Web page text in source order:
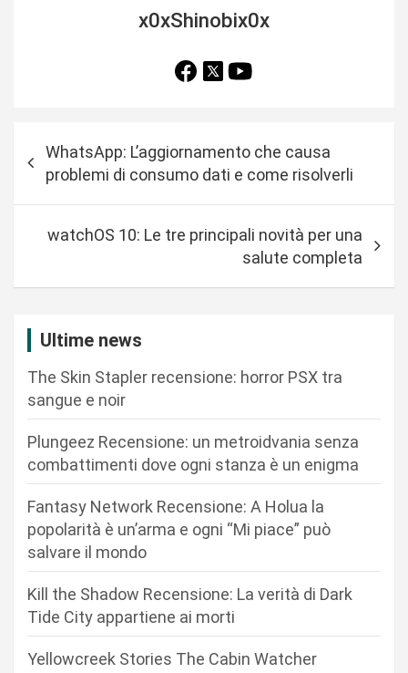
x0xShinobix0x
a
WhatsApp: L’aggiornamento che causa
problemi di consumo dati e come risolverli
watchOS 10: Le tre principali novità per una
salute completa
Ultime news
The Skin Stapler recensione: horror PSX tra
sangue e noir
Plungeez Recensione: un metroidvania senza
combattimenti dove ogni stanza è un enigma
Fantasy Network Recensione: A Holua la
popolarità è un’arma e ogni “Mi piace” può
salvare il mondo
Kill the Shadow Recensione: La verità di Dark
Tide City appartiene ai morti
Yellowcreek Stories The Cabin Watcher